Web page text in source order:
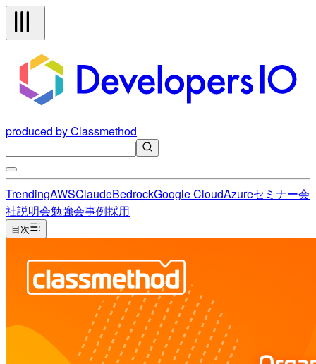
produced by Classmethod
TrendingAWSClaudeBedrockGoogle CloudAzureセミナー会
社説明会勉強会事例採用
目次